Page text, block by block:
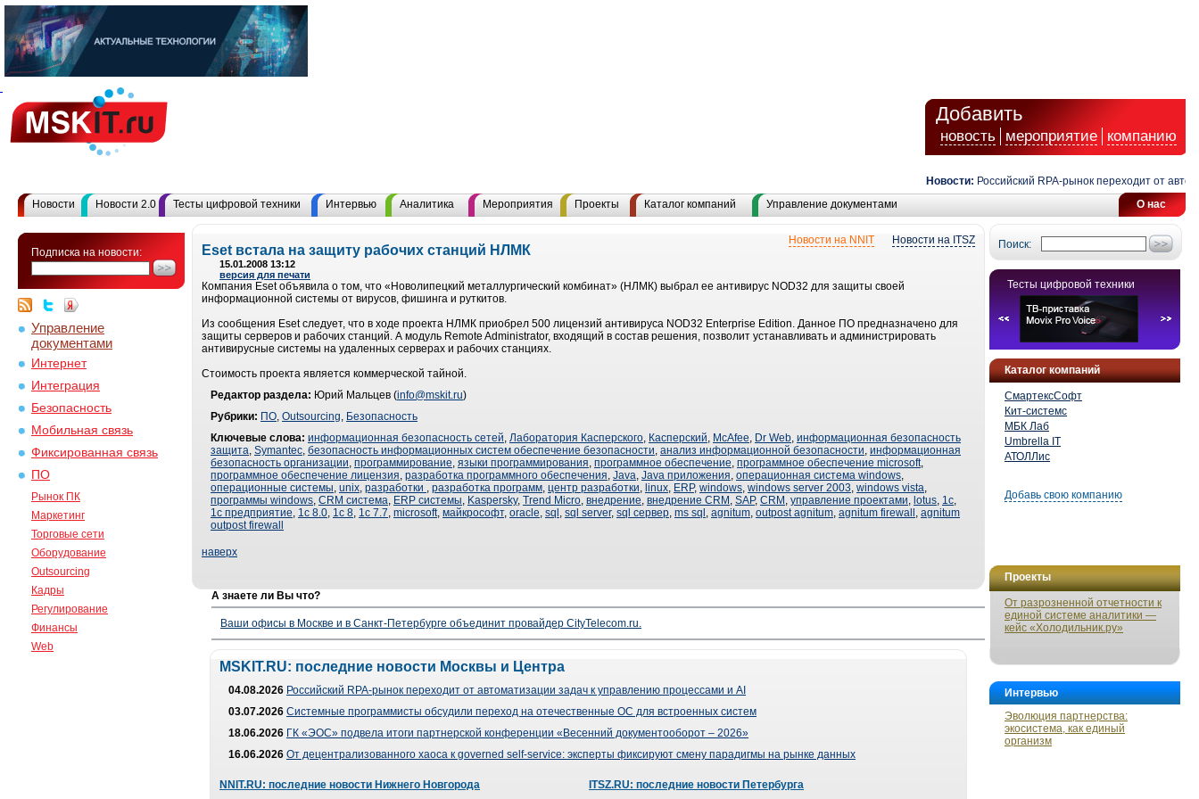
Добавить
новость мероприятие компанию
Новости: Российский RPA-рынок переходит от
О нас
Новости Новости 2.0 Тесты цифровой техники Интервью Аналитика Мероприятия Проекты Каталог компаний Управление документами
Подписка на новости:
Управление
документами
Интернет
Интеграция
Безопасность
Мобильная связь
Фиксированная связь
ПО
Рынок ПК
Маркетинг
Торговые сети
Оборудование
Outsourcing
Кадры
Регулирование
Финансы
Web
Поиск:
Тесты цифровой техники
Каталог компаний
СмартексСофт
Кит-системс
МБК Лаб
Umbrella IT
АТОЛЛис
Добавь свою компанию
Проекты
От разрозненной отчетности к
единой системе аналитики —
кейс «Холодильник.ру»
Интервью
Эволюция партнерства:
экосистема, как единый
организм
Новости на ITSZ
Новости на NNIT
Eset встала на защиту рабочих станций НЛМК
15.01.2008 13:12
версия для печати
Компания Eset объявила о том, что «Новолипецкий металлургический комбинат» (НЛМК) выбрал ее антивирус NOD32 для защиты своей
информационной системы от вирусов, фишинга и руткитов.
Из сообщения Eset следует, что в ходе проекта НЛМК приобрел 500 лицензий антивируса NOD32 Enterprise Edition. Данное ПО предназначено для
защиты серверов и рабочих станций. А модуль Remote Administrator, входящий в состав решения, позволит устанавливать и администрировать
антивирусные системы на удаленных серверах и рабочих станциях.
Стоимость проекта является коммерческой тайной.
Редактор раздела: Юрий Мальцев (info@mskit.ru)
Рубрики: ПО, Outsourcing, Безопасность
Ключевые слова: информационная безопасность сетей, Лаборатория Касперского, Касперский, McAfee, Dr Web, информационная безопасность
защита, Symantec, безопасность информационных систем обеспечение безопасности, анализ информационной безопасности, информационная
безопасность организации, программирование, языки программирования, программное обеспечение, программное обеспечение microsoft,
программное обеспечение лицензия, разработка программного обеспечения, Java, Java приложения, операционная система windows,
операционные системы, unix, разработки , разработка программ, центр разработки, linux, ERP, windows, windows server 2003, windows vista,
программы windows, CRM система, ERP системы, Kaspersky, Trend Micro, внедрение, внедрение CRM , SAP, CRM , управление проектами, lotus, 1с,
1с предприятие, 1с 8.0, 1с 8, 1с 7.7, microsoft, майкрософт, oracle, sql , sql server, sql сервер, ms sql , agnitum, outpost agnitum, agnitum firewall , agnitum
outpost firewall
наверх
А знаете ли Вы что?
Ваши офисы в Москве и в Санкт-Петербурге объединит провайдер CityTelecom.ru.
MSKIT.RU: последние новости Москвы и Центра
04.08.2026 Российский RPA-рынок переходит от автоматизации задач к управлению процессами и AI
03.07.2026 Системные программисты обсудили переход на отечественные ОС для встроенных систем
18.06.2026 ГК «ЭОС» подвела итоги партнерской конференции «Весенний документооборот – 2026»
16.06.2026 От децентрализованного хаоса к governed self-service: эксперты фиксируют смену парадигмы на рынке данных
NNIT.RU: последние новости Нижнего Новгорода ITSZ.RU: последние новости Петербурга